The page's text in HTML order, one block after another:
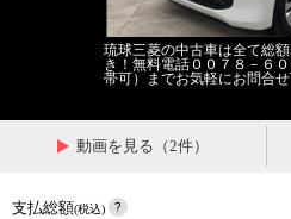
琉球三菱の中古車は全て総
き！無料電話００７８－６
帯可）までお気軽にお問合
動画を見る（2件）
支払総額(税込)